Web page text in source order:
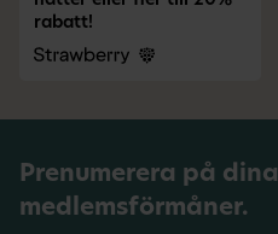
rabatt!
Prenumerera på dina
medlemsförmåner.